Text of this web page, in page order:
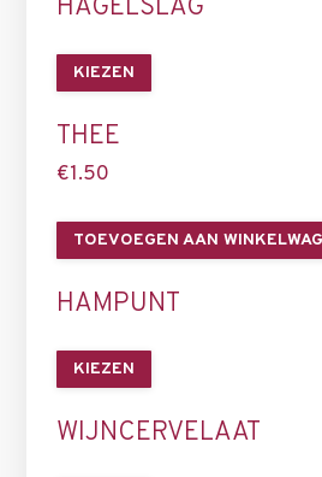
HAGELSLAG
KIEZEN
THEE
€1.50
TOEVOEGEN AAN
HAMPUNT
KIEZEN
WIJNCERVELAAT